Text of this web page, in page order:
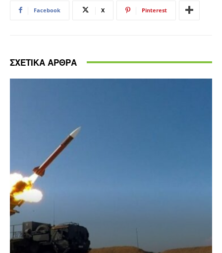
Facebook X Pinterest
ΣΧΕΤΙΚΑ ΑΡΘΡΑ